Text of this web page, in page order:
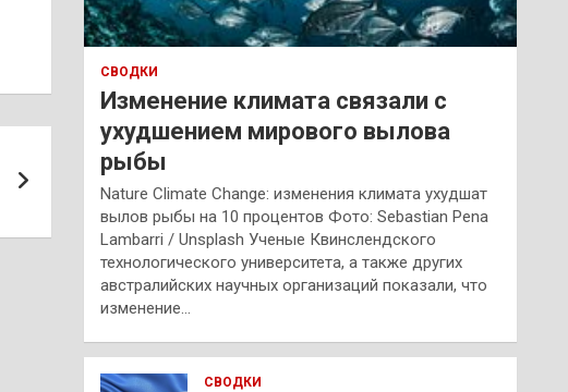
СВОДКИ
Изменение климата связали с
ухудшением мирового вылова
рыбы
Nature Climate Change: изменения климата ухудшат
вылов рыбы на 10 процентов Фото: Sebastian Pena
Lambarri / Unsplash Ученые Квинслендского
технологического университета, а также других
австралийских научных организаций показали, что
изменение…
СВОДКИ